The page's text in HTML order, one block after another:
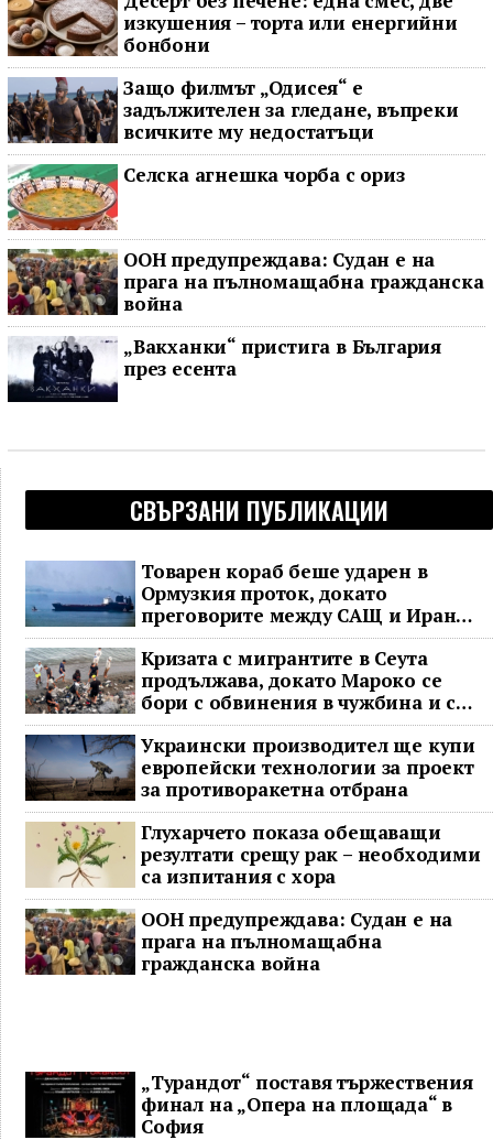
изкушения – торта или енергийни
бонбони
Защо филмът „Одисея“ е
задължителен за гледане, въпреки
всичките му недостатъци
Селска агнешка чорба с ориз
ООН предупреждава: Судан е на
прага на пълномащабна гражданска
война
„Вакханки“ пристига в България
през есента
СВЪРЗАНИ ПУБЛИКАЦИИ
Товарен кораб беше ударен в
Ормузкия проток, докато
преговорите между САЩ и Иран
останаха в безизходица
Кризата с мигрантите в Сеута
продължава, докато Мароко се
бори с обвинения в чужбина и с
гнева у дома
Украински производител ще купи
европейски технологии за проект
за противоракетна отбрана
Глухарчето показа обещаващи
резултати срещу рак – необходими
са изпитания с хора
ООН предупреждава: Судан е на
прага на пълномащабна
гражданска война
„Турандот“ поставя тържествения
финал на „Опера на площада“ в
София